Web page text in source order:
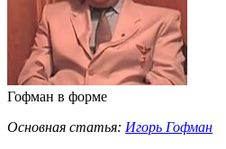
Гофман в форме
Основная статья: Игорь Гофман